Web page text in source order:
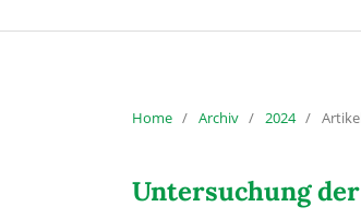
Home / Archiv / 2024 /
Untersuchung